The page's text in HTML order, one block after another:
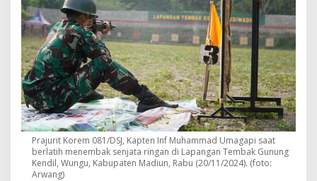
m
u
a
P
r
a
j
u
r
i
t
T
Prajurit Korem 081/DSJ, Kapten Inf Muhammad Umagapi saat
berlatih menembak senjata ringan di Lapangan Tembak Gunung
Kendil, Wungu, Kabupaten Madiun, Rabu (20/11/2024). (foto:
Arwang)